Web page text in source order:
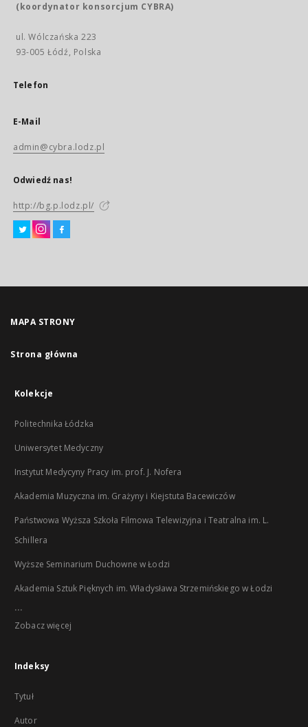
(koordynator konsorcjum CYBRA)
ul. Wólczańska 223
93-005 Łódź, Polska
Telefon
E-Mail
admin@cybra.lodz.pl
Odwiedź nas!
http://bg.p.lodz.pl/
MAPA STRONY
Strona główna
Kolekcje
Politechnika Łódzka
Uniwersytet Medyczny
Instytut Medycyny Pracy im. prof. J. Nofera
Akademia Muzyczna im. Grażyny i Kiejstuta Bacewiczów
Państwowa Wyższa Szkoła Filmowa Telewizyjna i Teatralna im. L.
Schillera
Wyższe Seminarium Duchowne w Łodzi
Akademia Sztuk Pięknych im. Władysława Strzemińskiego w Łodzi
...
Zobacz więcej
Indeksy
Tytuł
Autor